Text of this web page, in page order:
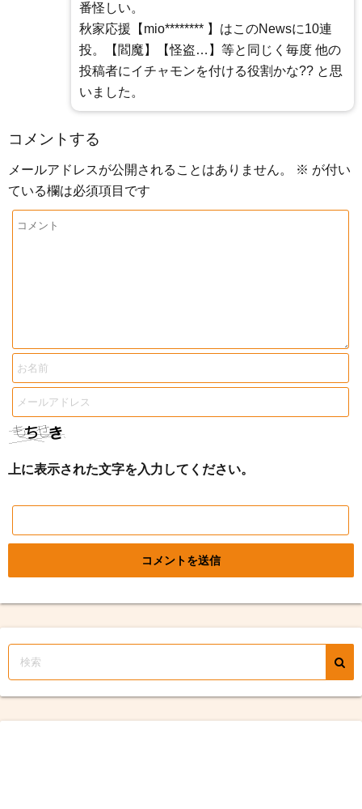
番怪しい。
秋家応援【mio******** 】はこのNewsに10連
投。【閻魔】【怪盗…】等と同じく毎度 他の
投稿者にイチャモンを付ける役割かな?? と思
いました。
コメントする
メールアドレスが公開されることはありません。 ※ が付い
ている欄は必須項目です
上に表示された文字を入力してください。